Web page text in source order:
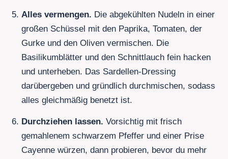
Alles vermengen. Die abgekühlten Nudeln in einer
großen Schüssel mit den Paprika, Tomaten, der
Gurke und den Oliven vermischen. Die
Basilikumblätter und den Schnittlauch fein hacken
und unterheben. Das Sardellen-Dressing
darübergeben und gründlich durchmischen, sodass
alles gleichmäßig benetzt ist.
Durchziehen lassen. Vorsichtig mit frisch
gemahlenem schwarzem Pfeffer und einer Prise
Cayenne würzen, dann probieren, bevor du mehr